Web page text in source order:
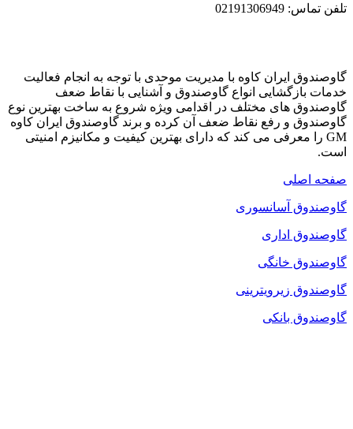
تلفن تماس: 02191306949
گاوصندوق ایران کاوه با مدیریت موحدی با توجه به انجام فعالیت
خدمات بازگشایی انواع گاوصندوق و آشنایی با نقاط ضعف
گاوصندوق های مختلف در اقدامی ویژه شروع به ساخت بهترین نوع
گاوصندوق و رفع نقاط ضعف آن کرده و برند گاوصندوق ایران کاوه
GM را معرفی می کند که دارای بهترین کیفیت و مکانیزم امنیتی
است.
صفحه اصلی
گاوصندوق آسانسوری
گاوصندوق اداری
گاوصندوق خانگی
گاوصندوق زیرویترینی
گاوصندوق بانکی